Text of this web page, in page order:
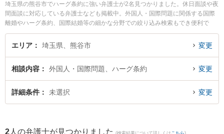
埼玉県の熊谷市でハーグ条約に強い弁護士が2名見つかりました。休日面談や夜
間面談に対応している弁護士なども掲載中。外国人・国際問題に関係する国際
離婚やハーグ条約、国際結婚等の細かな分野での絞り込み検索もでき便利で
す。特に大地法律事務所の吉野 大地弁護士や青山法律事務所の青山 智京弁護士
のプロフィール情報や弁護士費用、強みなどが注目されています。『熊谷市で
相談無料でハーグ条約を法律相談できる熊谷市内の弁護士に相談予約したい』
などでお困りの相談者さんにおすすめです。
エリア 埼玉県、熊谷市 変更
相談内容 外国人・国際問題、ハーグ条約 変更
詳細条件 未選択 変更
2 人の弁護士が見つかりました (検索結果について詳しくは こちら)